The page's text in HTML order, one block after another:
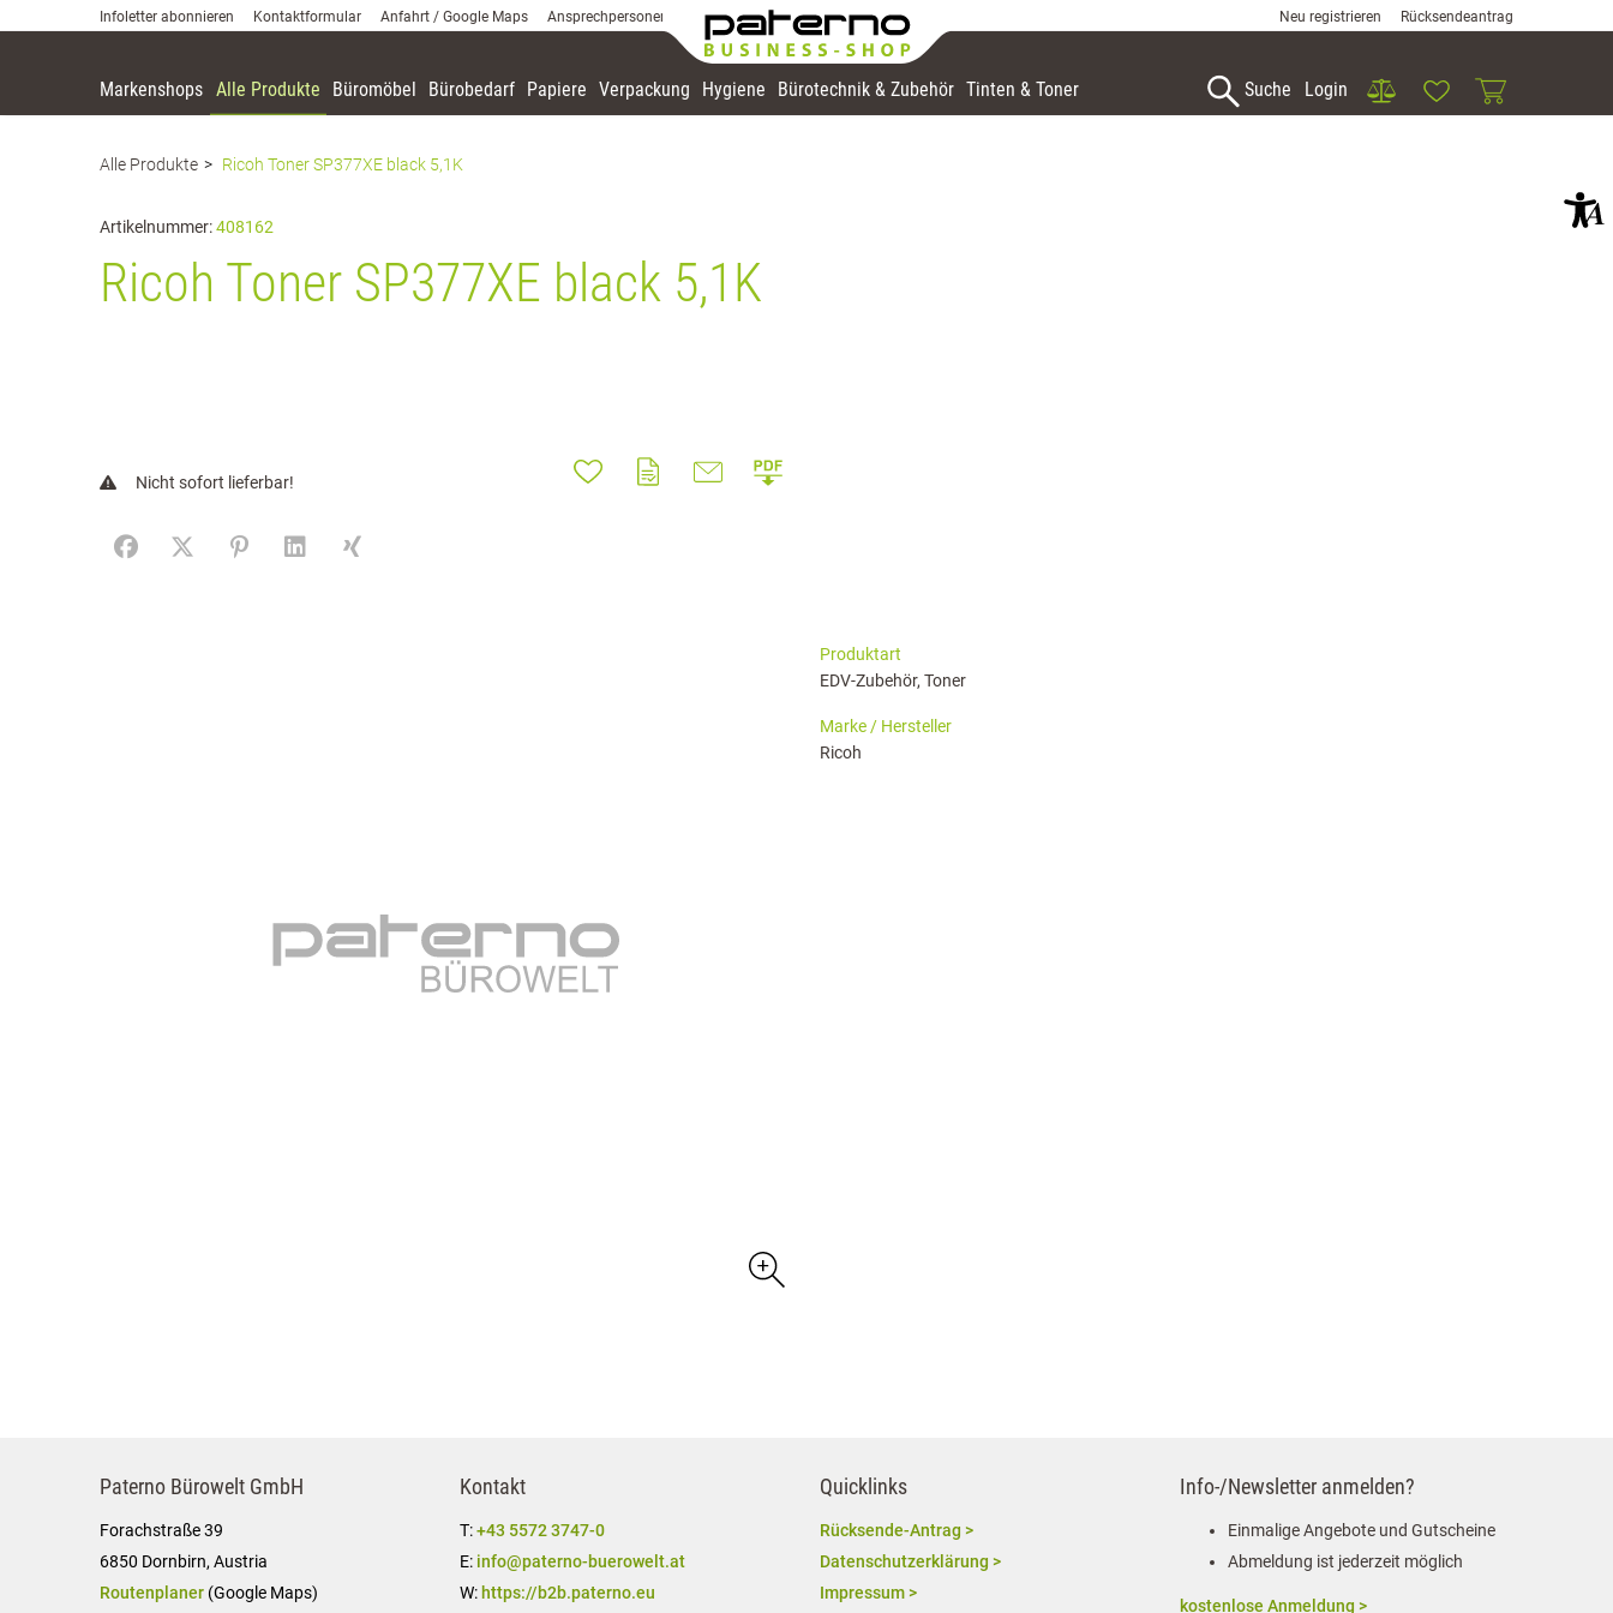
Infoletter abonnieren Kontaktformular Anfahrt / Google Maps Ansprechpersonen Neu registrieren Rücksendeantrag
Suche Login VergleichWunschlisteWarenkorb
Markenshops Alle Produkte Büromöbel Bürobedarf Papiere Verpackung Hygiene Bürotechnik & Zubehör Tinten & Toner
Alle Produkte Ricoh Toner SP377XE black 5,1K
Artikelnummer:408162
Ricoh Toner SP377XE black 5,1K
Nicht sofort lieferbar!
FacebookX (#[creator\plugin\share\core\structs\SocialSharingServiceSettings]:formaly_twitter#)
PinterestLinkedInXing
Produktart
EDV-Zubehör, Toner
Marke / Hersteller
Ricoh
Paterno Bürowelt GmbH
Forachstraße 39
6850 Dornbirn, Austria
Routenplaner (Google Maps)
Kontakt
T:+43 5572 3747-0
E: info@paterno-buerowelt.at
W: https://b2b.paterno.eu
Quicklinks
Rücksende-Antrag >
Datenschutzerklärung >
Impressum >
Info-/Newsletter anmelden?
Einmalige Angebote und Gutscheine
Abmeldung ist jederzeit möglich
kostenlose Anmeldung >